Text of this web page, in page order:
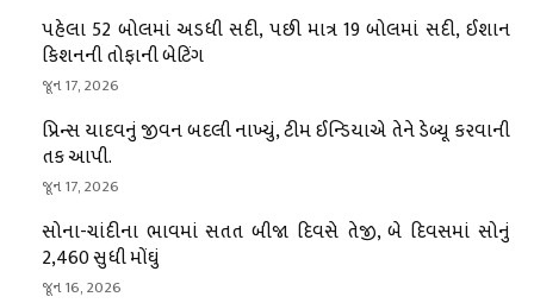
પહેલા 52 બોલમાં અડધી સદી, પછી માત્ર 19 બોલમાં સદી, ઈશાન
કિશનની તોફાની બેટિંગ
જૂન 17, 2026
પ્રિન્સ યાદવનું જીવન બદલી નાખ્યું, ટીમ ઈન્ડિયાએ તેને ડેબ્યૂ કરવાની
તક આપી.
જૂન 17, 2026
સોના-ચાંદીના ભાવમાં સતત બીજા દિવસે તેજી, બે દિવસમાં સોનું
₹2,460 સુધી મોંઘું
જૂન 16, 2026